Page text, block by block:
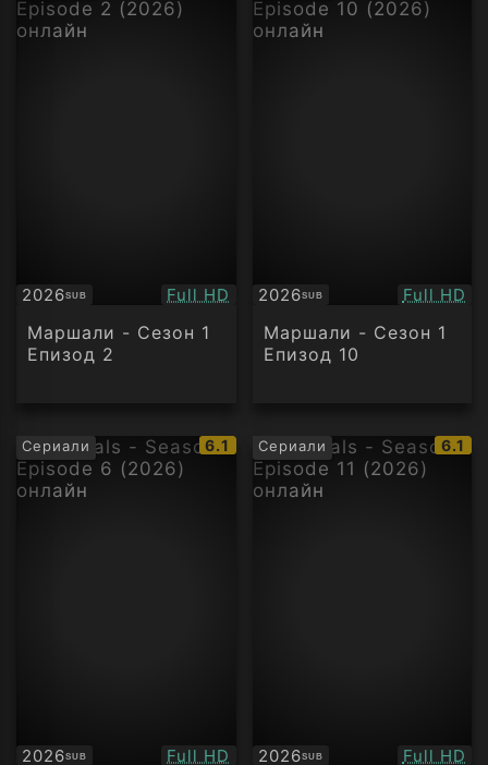
2026SUB
Субтитри Качество:
Full HD
Маршали - Сезон 1
Епизод 2
2026SUB
Субтитри Full HD
Маршали - Сезон 1
Епизод 10
Сериали
IMDb
рейтинг:
6.1
2026SUB Качество:
Full HD
Сериали
IMDb
6.1
2026SUB Full HD